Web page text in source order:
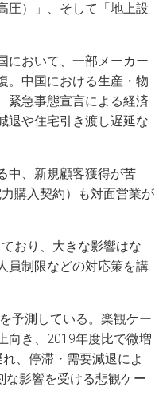
圧）」、そして「地上設
において、一部メーカー
。中国における生産・物
緊急事態宣言による経済
退や住宅引き渡し遅延な
中、新規顧客獲得が苦
購入契約）も対面営業が
おり、大きな影響はな
員制限などの対応策を講
予測している。楽観ケー
向き、2019年度比で微増
、停滞・需要減退によ
な影響を受ける悲観ケー